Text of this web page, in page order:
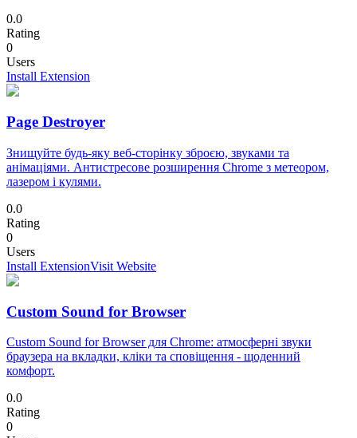
0.0
Rating
0
Users
Install Extension
Page Destroyer
Знищуйте будь-яку веб-сторінку зброєю, звуками та
анімаціями. Антистресове розширення Chrome з метеором,
лазером і кулями.
0.0
Rating
0
Users
Install ExtensionVisit Website
Custom Sound for Browser
Custom Sound for Browser для Chrome: атмосферні звуки
браузера на вкладки, кліки та сповіщення - щоденний
комфорт.
0.0
Rating
0